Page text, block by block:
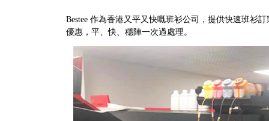
Bestee 作為香港又平又快嘅班衫公司，提供快速班衫
優惠，平、快、穩陣一次過處理。